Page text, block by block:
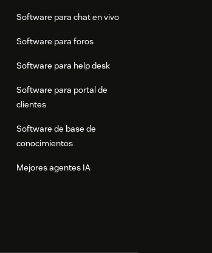
Software para chat en vivo
Software para foros
Software para help desk
Software para portal de
clientes
Software de base de
conocimientos
Mejores agentes IA